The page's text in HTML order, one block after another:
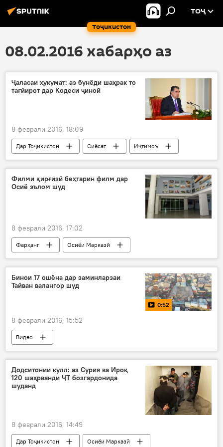
Тоҷикистон
ТОҶ
08.02.2016 хабарҳо аз
Ҷаласаи ҳукумат: аз бунёди шаҳрак то
тағйирот дар Кодеси ҷиноӣ
8 феврали 2016, 18:09
Дар Тоҷикистон Сиёсат
Иҷтимоъ
Ҳамаи хабарҳо
Душанбе
Эмомалӣ Раҳмон
Ҳукумати ҷумҳурии Тоҷикистон
Филми қирғизӣ беҳтарин филм дар
Осиё эълом шуд
8 феврали 2016, 17:02
Фарҳанг
Осиёи Марказӣ
Дар ҷаҳон
Иҷтимоъ
Ҳамаи хабарҳо
Қирғизистон
Бишкек
Ҳиндустон
Ҷашнвораи филмҳои осиёӣ
филми "Зери сақфи осмонҳо"
коргардонҳо
кино
синамо
Бинои 17 ошёна дар заминларзаи
Тайван валангор шуд
0:52
8 феврали 2016, 15:52
Видео
Рӯйдод, ҷиноят ва ҳолатҳои фавқулода
Ҳамаи хабарҳо
Додситонии кулл: аз Сурия ва Ироқ
120 шаҳрванди ҶТ бозгардонида
шуданд
8 феврали 2016, 14:49
Дар Тоҷикистон
Осиёи Марказӣ